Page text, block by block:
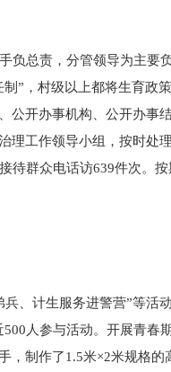
负总责，分管领导为主要
制”，村级以上都将生育政
公开办事机构、公开办事
理工作领导小组，按时处
待群众电话访639件次。
、计生服务进警营”等活
人参与活动。开展青
，制作了1.5米×2米规格